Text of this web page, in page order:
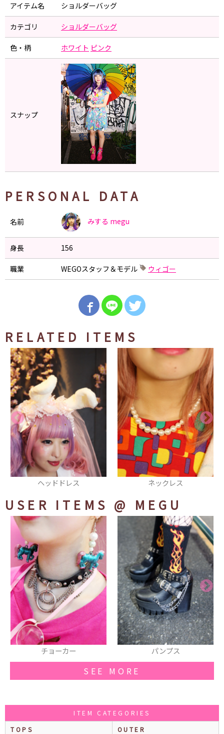
アイテム名 ショルダーバッグ
カテゴリ ショルダーバッグ
色・柄 ホワイト ピンク
スナップ
PERSONAL DATA
名前 みする megu
身長 156
職業 WEGOスタッフ＆モデル ウィゴー
RELATED ITEMS
ネックレス
USER ITEMS @ MEGU
SEE MORE
ITEM CATEGORIES
TOPS
OUTER